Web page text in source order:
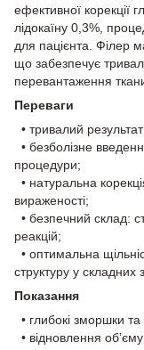
ефективної корекції
лідокаїну 0,3%,
для пацієнта. Філер
що забезпечує
перевантаження
Переваги
• тривалий
• безболізне
процедури;
• натуральна
вираженості;
• безпечний склад:
реакцій;
• оптимальна
структуру у складних
Показання
• глибокі зморшки та
• відновлення